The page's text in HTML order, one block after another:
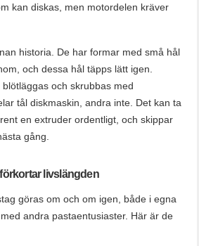
kan diskas, men motordelen kräver
historia. De har formar med små hål
och dessa hål täpps lätt igen.
och skrubbas med
tål diskmaskin, andra inte. Det kan ta
en extruder ordentligt, och skippar
gång.
livslängden
göras om och om igen, både i egna
andra pastaentusiaster. Här är de